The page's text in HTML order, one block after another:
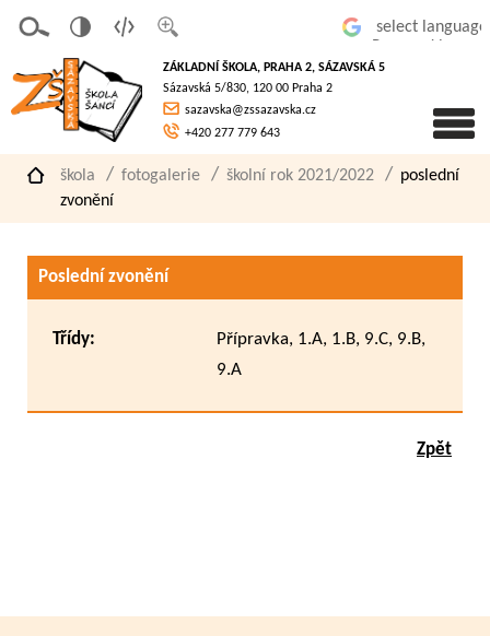
písmo
á
verze
pro
slaboz
raké
ZÁKLADNÍ ŠKOLA, PRAHA 2, SÁZAVSKÁ 5
Sázavská 5/830, 120 00 Praha 2
sazavska@zssazavska.cz
+420 277 779 643
škola fotogalerie školní rok 2021/2022
poslední
zvonění
Poslední zvonění
Třídy:
Přípravka, 1.A, 1.B, 9.C, 9.B,
9.A
Zpět